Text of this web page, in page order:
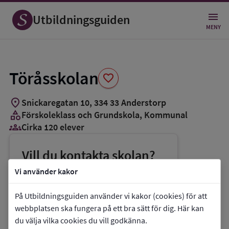
Vi använder kakor
På Utbildningsguiden använder vi kakor (cookies) för att
webbplatsen ska fungera på ett bra sätt för dig. Här kan
du välja vilka cookies du vill godkänna.
Utbildningsguiden MENY
Töråsskolan favorite
Spara
som
favorit
location_on Snickaregatan 10, 334 33Anderstorp
categoryFörskoleklass och Grundskola, Kommunal
groups_3Cirka 120 elever
Vill du kontakta skolan?
phoneTelefon:0371-82748
E-post: jan-erik.ohliw@gislaved.se
link Webbplats:Töråsskolan